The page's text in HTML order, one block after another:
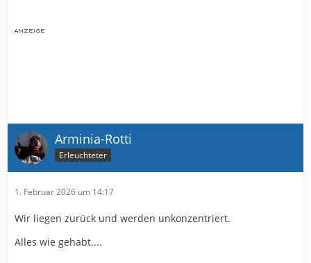
Arminia-Rotti
Erleuchteter
1. Februar 2026 um 14:17
Wir liegen zurück und werden unkonzentriert.
Alles wie gehabt....